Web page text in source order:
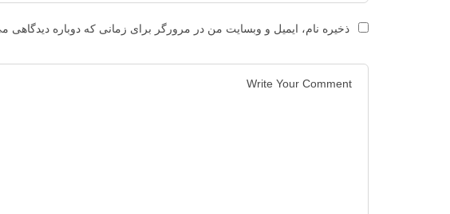
ذخیره نام، ایمیل و وبسایت من در مرورگر برای زمانی که دوباره دیدگاهی